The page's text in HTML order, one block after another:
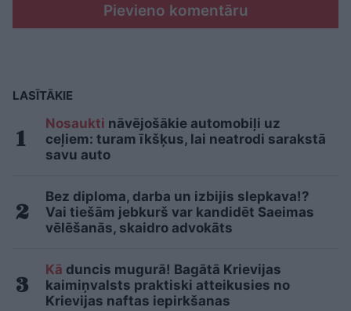
Pievieno komentāru
LASĪTĀKIE
Nosaukti nāvējošākie automobiļi uz
ceļiem: turam īkšķus, lai neatrodi sarakstā
savu auto
Bez diploma, darba un izbijis slepkava!?
Vai tiešām jebkurš var kandidēt Saeimas
vēlēšanās, skaidro advokāts
Kā duncis mugurā! Bagātā Krievijas
kaimiņvalsts praktiski atteikusies no
Krievijas naftas iepirkšanas